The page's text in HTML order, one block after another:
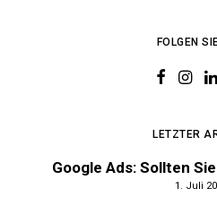
FOLGEN
LETZTER
Google Ads: Sollten
1. Juli